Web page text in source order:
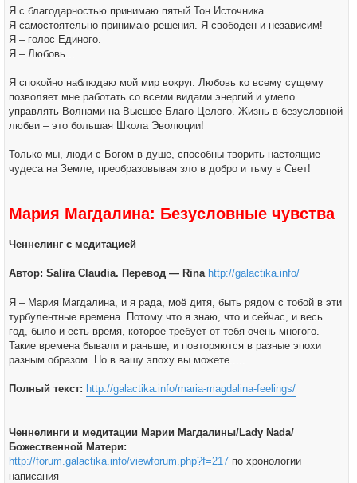
Я с благодарностью принимаю пятый Тон Источника.
Я самостоятельно принимаю решения. Я свободен и независим!
Я – голос Единого.
Я – Любовь...
Я спокойно наблюдаю мой мир вокруг. Любовь ко всему сущему
позволяет мне работать со всеми видами энергий и умело
управлять Волнами на Высшее Благо Целого. Жизнь в безусловной
любви – это большая Школа Эволюции!
Только мы, люди с Богом в душе, способны творить настоящие
чудеса на Земле, преобразовывая зло в добро и тьму в Свет!
Мария Магдалина: Безусловные чувства
Ченнелинг с медитацией
Автор: Salira Claudia. Перевод — Rina http://galactika.info/
Я – Мария Магдалина, и я рада, моё дитя, быть рядом с тобой в эти
турбулентные времена. Потому что я знаю, что и сейчас, и весь
год, было и есть время, которое требует от тебя очень многого.
Такие времена бывали и раньше, и повторяются в разные эпохи
разным образом. Но в вашу эпоху вы можете.....
Полный текст: http://galactika.info/maria-magdalina-feelings/
Ченнелинги и медитации Марии Магдалины/Lady Nada/
Божественной Матери:
http://forum.galactika.info/viewforum.php?f=217 по хронологии
написания